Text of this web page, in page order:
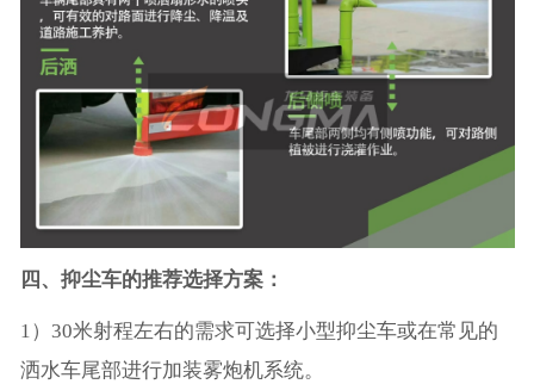
四、抑尘车的推荐选择方案：
1）30米射程左右的需求可选择小型抑尘车或在常见的
洒水车尾部进行加装雾炮机系统。